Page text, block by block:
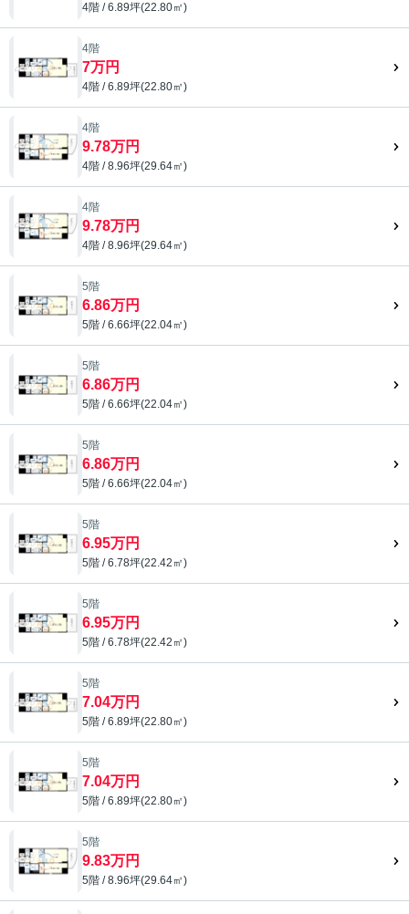
4階 / 6.89坪(22.80㎡)
4階
7万円
4階 / 6.89坪(22.80㎡)
4階
9.78万円
4階 / 8.96坪(29.64㎡)
4階
9.78万円
4階 / 8.96坪(29.64㎡)
5階
6.86万円
5階 / 6.66坪(22.04㎡)
5階
6.86万円
5階 / 6.66坪(22.04㎡)
5階
6.86万円
5階 / 6.66坪(22.04㎡)
5階
6.95万円
5階 / 6.78坪(22.42㎡)
5階
6.95万円
5階 / 6.78坪(22.42㎡)
5階
7.04万円
5階 / 6.89坪(22.80㎡)
5階
7.04万円
5階 / 6.89坪(22.80㎡)
5階
9.83万円
5階 / 8.96坪(29.64㎡)